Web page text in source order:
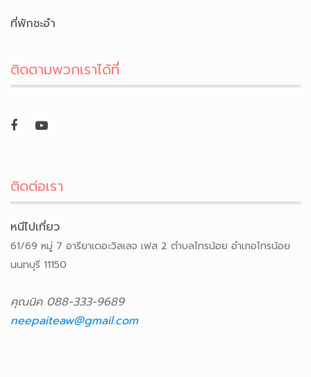
ที่พักชะอำ
ติดตามพวกเราได้ที่
ติดต่อเรา
หนีไปเที่ยว
61/69 หมู่ 7 อารียาเดอะวิลเลจ เฟส 2 ตำบลไทรน้อย อำเภอไทรน้อย
นนทบุรี 11150
คุณนิค 088-333-9689
neepaiteaw@gmail.com